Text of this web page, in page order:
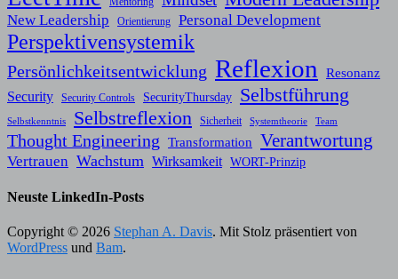
New Leadership Orientierung Personal Development
Perspektivensystemik
Persönlichkeitsentwicklung Reflexion
Resonanz
Security
Security Controls SecurityThursday Selbstführung
Selbstkenntnis Selbstreflexion Sicherheit Systemtheorie Team
Thought Engineering Transformation Verantwortung
Vertrauen Wachstum Wirksamkeit WORT-Prinzip
Neuste LinkedIn-Posts
Copyright © 2026 Stephan A. Davis. Mit Stolz präsentiert von
WordPress und Bam.